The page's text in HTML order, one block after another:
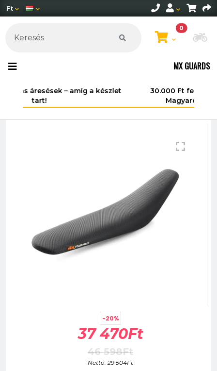
Ft
0
MX GUARDS
30.000 Ft felett ingyenes szállítás
-20%
37 470Ft
46 598Ft
Nettó: 29 504Ft